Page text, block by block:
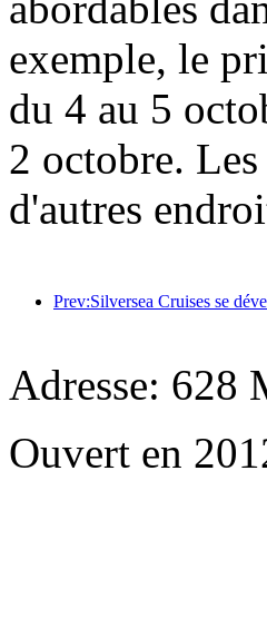
exemple, le
du 4 au 5
2 octobre.
d'autres
Adresse: 628
Ouvert en